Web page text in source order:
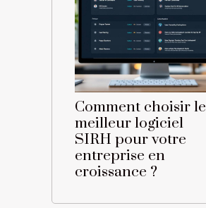
Comment choisir le
meilleur logiciel
SIRH pour votre
entreprise en
croissance ?